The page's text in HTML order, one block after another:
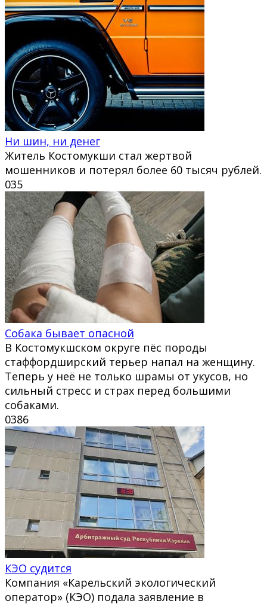
Ни шин, ни денег
Житель Костомукши стал жертвой
мошенников и потерял более 60 тысяч рублей.
035
Собака бывает опасной
В Костомукшском округе пёс породы
стаффордширский терьер напал на женщину.
Теперь у неё не только шрамы от укусов, но
сильный стресс и страх перед большими
собаками.
0386
КЭО судится
Компания «Карельский экологический
оператор» (КЭО) подала заявление в